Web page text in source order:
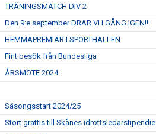
TRÄNINGSMATCH DIV 2
Den 9:e september DRAR VI I GÅNG IGEN!!
HEMMAPREMIÄR I SPORTHALLEN
Fint besök från Bundesliga
ÅRSMÖTE 2024
Säsongsstart 2024/25
Stort grattis till Skånes idrottsledarstipendie